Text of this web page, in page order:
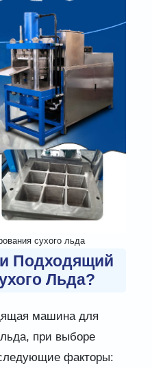
сухого льда
Подходящий
Льда?
машина для
при выборе
факторы: